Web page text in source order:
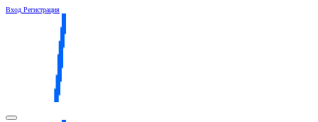
Вход Регистрация